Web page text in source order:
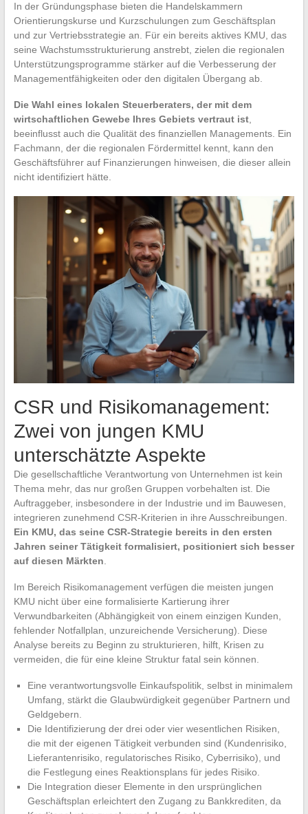
In der Gründungsphase bieten die Handelskammern
Orientierungskurse und Kurzschulungen zum Geschäftsplan
und zur Vertriebsstrategie an. Für ein bereits aktives KMU, das
seine Wachstumsstrukturierung anstrebt, zielen die regionalen
Unterstützungsprogramme stärker auf die Verbesserung der
Managementfähigkeiten oder den digitalen Übergang ab.
Die Wahl eines lokalen Steuerberaters, der mit dem
wirtschaftlichen Gewebe Ihres Gebiets vertraut ist,
beeinflusst auch die Qualität des finanziellen Managements. Ein
Fachmann, der die regionalen Fördermittel kennt, kann den
Geschäftsführer auf Finanzierungen hinweisen, die dieser allein
nicht identifiziert hätte.
CSR und Risikomanagement:
Zwei von jungen KMU
unterschätzte Aspekte
Die gesellschaftliche Verantwortung von Unternehmen ist kein
Thema mehr, das nur großen Gruppen vorbehalten ist. Die
Auftraggeber, insbesondere in der Industrie und im Bauwesen,
integrieren zunehmend CSR-Kriterien in ihre Ausschreibungen.
Ein KMU, das seine CSR-Strategie bereits in den ersten
Jahren seiner Tätigkeit formalisiert, positioniert sich besser
auf diesen Märkten.
Im Bereich Risikomanagement verfügen die meisten jungen
KMU nicht über eine formalisierte Kartierung ihrer
Verwundbarkeiten (Abhängigkeit von einem einzigen Kunden,
fehlender Notfallplan, unzureichende Versicherung). Diese
Analyse bereits zu Beginn zu strukturieren, hilft, Krisen zu
vermeiden, die für eine kleine Struktur fatal sein können.
Eine verantwortungsvolle Einkaufspolitik, selbst in minimalem
Umfang, stärkt die Glaubwürdigkeit gegenüber Partnern und
Geldgebern.
Die Identifizierung der drei oder vier wesentlichen Risiken,
die mit der eigenen Tätigkeit verbunden sind (Kundenrisiko,
Lieferantenrisiko, regulatorisches Risiko, Cyberrisiko), und
die Festlegung eines Reaktionsplans für jedes Risiko.
Die Integration dieser Elemente in den ursprünglichen
Geschäftsplan erleichtert den Zugang zu Bankkrediten, da